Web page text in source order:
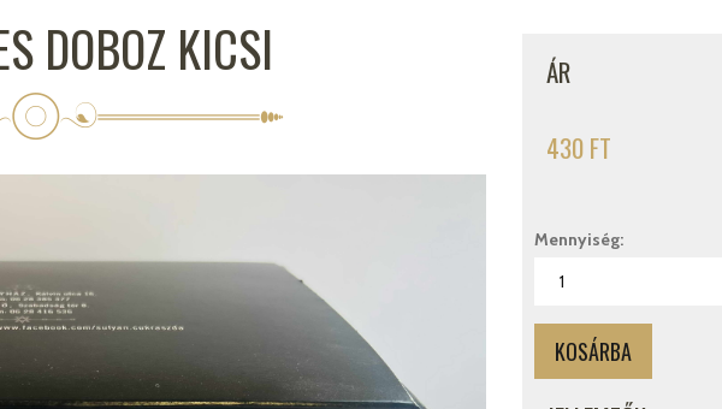
DOBOZ KICSI ÁR
430 FT
Mennyiség: